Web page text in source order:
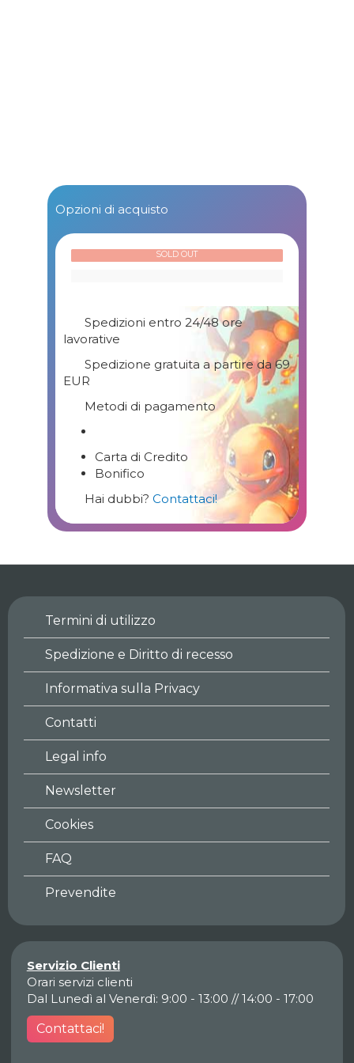
Opzioni di acquisto
Spedizioni entro 24/48 ore
lavorative
Spedizione gratuita a partire da 69
EUR
Metodi di pagamento
Carta di Credito
Bonifico
Hai dubbi? Contattaci!
SOLD OUT
Termini di utilizzo
Spedizione e Diritto di recesso
Informativa sulla Privacy
Contatti
Legal info
Newsletter
Cookies
FAQ
Prevendite
Servizio Clienti
Orari servizi clienti
Dal Lunedì al Venerdì: 9:00 - 13:00 // 14:00 - 17:00
Contattaci!